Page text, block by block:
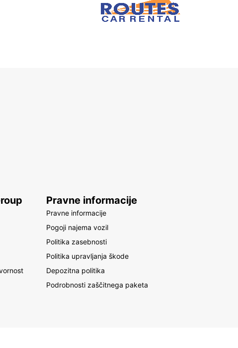
Pravne informacije
Pravne informacije
Pogoji najema vozil
Politika zasebnosti
Politika upravljanja škode
Depozitna politika
Podrobnosti zaščitnega paketa